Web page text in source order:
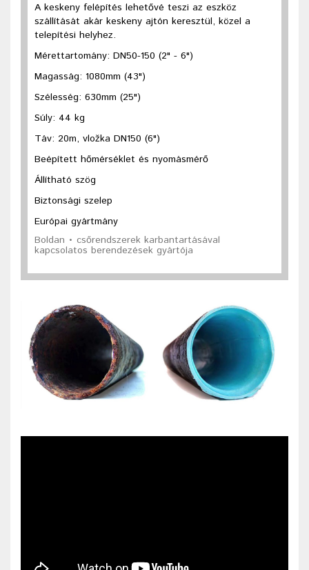
A keskeny felépítés lehetővé teszi az eszköz
szállítását akár keskeny ajtón keresztül, közel a
telepítési helyhez.
Mérettartomány: DN50-150 (2" - 6")
Magasság: 1080mm (43")
Szélesség: 630mm (25")
Súly: 44 kg
Táv: 20m, vložka DN150 (6")
Beépített hőmérséklet és nyomásmérő
Állítható szög
Biztonsági szelep
Európai gyártmány
Boldan • csőrendszerek karbantartásával
kapcsolatos berendezések gyártója